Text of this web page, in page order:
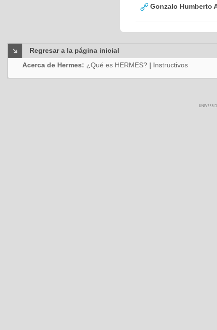
Gonzalo Humberto
Regresar a la página inicial
Acerca de Hermes: ¿Qué es HERMES? | Instructivos